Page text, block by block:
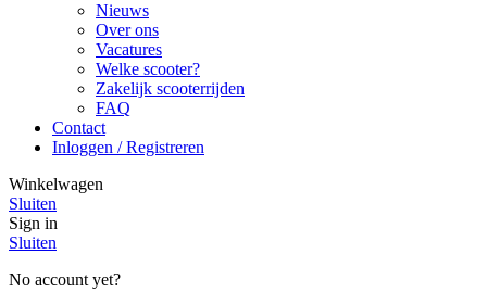
Nieuws
Over ons
Vacatures
Welke scooter?
Zakelijk scooterrijden
FAQ
Contact
Inloggen / Registreren
Winkelwagen
Sluiten
Sign in
Sluiten
No account yet?